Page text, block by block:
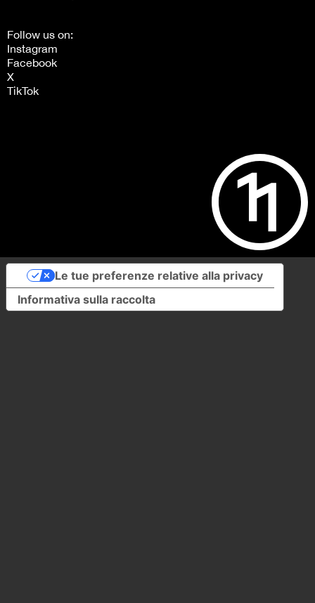
Follow us on:
Instagram
Facebook
X
TikTok
Informativa sulla raccolta
Le tue preferenze relative alla privacy